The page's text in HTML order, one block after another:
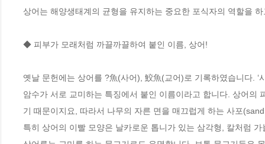
상어는 해양생태계의 균형을 유지하는 중요한 포식자의 역할을
◆ 피부가 모래처럼 까끌까끌하여 붙인 이름, 상어!
옛날 문헌에는 상어를 ?魚(사어), 鮫魚(교어)로 기록하였습니다. ‘
암수가 서로 교미하는 특징에서 붙인 이름이라고 합니다. 상어의
기 때문이지요, 따라서 나무의 자른 면을 매끄럽게 하는 사포
특히 상어의 이빨 모양은 날카로운 톱니가 있는 삼각형, 칼처럼